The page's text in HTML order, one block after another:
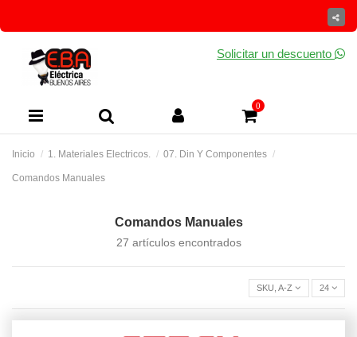
Solicitar un descuento
0
Inicio 1. Materiales Electricos. 07. Din Y Componentes
Comandos Manuales
Comandos Manuales
27 artículos encontrados